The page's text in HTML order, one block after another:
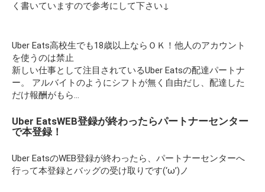
く書いていますので参考にして下さい↓
Uber Eats高校生でも18歳以上ならＯＫ！他人のアカウント
を使うのは禁止
新しい仕事として注目されているUber Eatsの配達パートナ
ー。 アルバイトのようにシフトが無く自由だし、配達した
だけ報酬がもら…
Uber EatsWEB登録が終わったらパートナーセンター
で本登録！
Uber EatsのWEB登録が終わったら、パートナーセンターへ
行って本登録とバッグの受け取りです(‘ω’)ノ